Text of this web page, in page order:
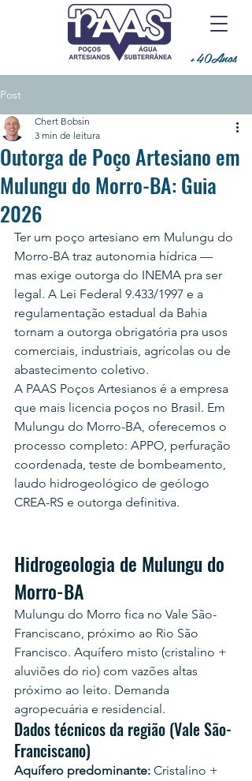
+40Anos
Post
Outorga de Poço Artesiano em
Mulungu do Morro-BA: Guia
2026
Chert Bobsin
3 min de leitura
Ter um poço artesiano em Mulungu do
Morro-BA traz autonomia hídrica —
mas exige outorga do INEMA pra ser
legal. A Lei Federal 9.433/1997 e a
regulamentação estadual da Bahia
tornam a outorga obrigatória pra usos
comerciais, industriais, agrícolas ou de
abastecimento coletivo.
A PAAS Poços Artesianos é a empresa
que mais licencia poços no Brasil. Em
Mulungu do Morro-BA, oferecemos o
processo completo: APPO, perfuração
coordenada, teste de bombeamento,
laudo hidrogeológico de geólogo
CREA-RS e outorga definitiva.
Hidrogeologia de Mulungu do
Morro-BA
Mulungu do Morro fica no Vale São-
Franciscano, próximo ao Rio São
Francisco. Aquífero misto (cristalino +
aluviões do rio) com vazões altas
próximo ao leito. Demanda
agropecuária e residencial.
Dados técnicos da região (Vale São-
Franciscano)
Aquífero predominante: Cristalino +